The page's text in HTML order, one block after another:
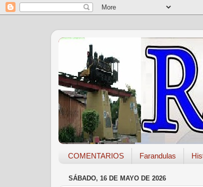
COMENTARIOS Farandulas
SÁBADO, 16 DE MAYO DE 2026